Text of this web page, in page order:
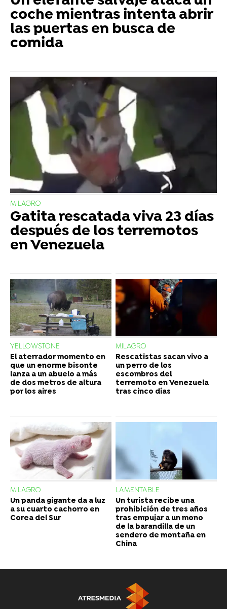
coche mientras intenta abrir
las puertas en busca de
comida
MILAGRO
Gatita rescatada viva 23 días
después de los terremotos
en Venezuela
YELLOWSTONE
El aterrador momento en
que un enorme bisonte
lanza a un abuelo a más
de dos metros de altura
por los aires
MILAGRO
Rescatistas sacan vivo a
un perro de los
escombros del
terremoto en Venezuela
tras cinco días
MILAGRO
Un panda gigante da a luz
a su cuarto cachorro en
Corea del Sur
LAMENTABLE
Un turista recibe una
prohibición de tres años
tras empujar a un mono
de la barandilla de un
sendero de montaña en
China